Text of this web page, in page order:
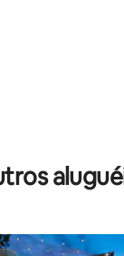
de 5, 116